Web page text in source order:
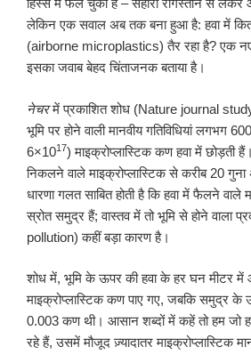
हिस्से में फैल चुका है – सहारा रेगिस्तान से लेकर
लेकिन एक सवाल अब तक बना हुआ है: हवा में
(airborne microplastics) तैर रहा है? एक
इसका जवाब बेहद चिंताजनक बताया है।
नेचरमें प्रकाशित शोध (Nature journal
भूमि पर होने वाली मानवीय गतिविधियां लगभग
6×1017) माइक्रोप्लास्टिक कण हवा में छोड़ती
निकलने वाले माइक्रोप्लास्टिक से करीब 20
धारणा गलत साबित होती है कि हवा में फैलने वाले
स्रोत समुद्र हैं; वास्तव में तो भूमि से होने वाला
pollution) कहीं बड़ा कारण है।
शोध में, भूमि के ऊपर की हवा के हर घन मीटर
माइक्रोप्लास्टिक कण पाए गए, जबकि समुद्र
0.003 कण थी। आसान शब्दों में कहें तो हम जो
रहे हैं, उसमें मौजूद ज़्यादातर माइक्रोप्लास्टिक